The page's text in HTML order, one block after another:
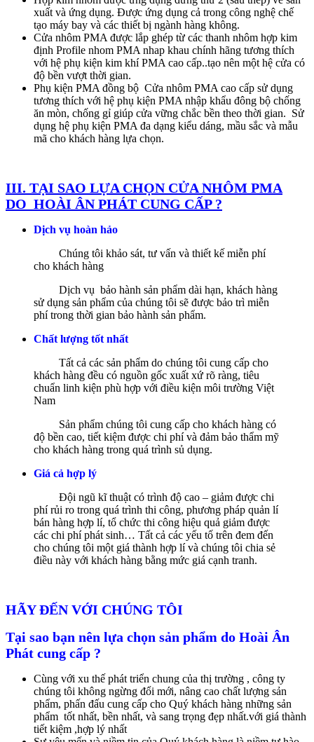
xuất và ứng dụng. Được ứng dụng cả trong công nghệ chế
tạo máy bay và các thiết bị ngành hàng không.
Cửa nhôm PMA được lắp ghép từ các thanh nhôm hợp kim
định Profile nhom PMA nhap khau chính hãng tương thích
với hệ phụ kiện kim khí PMA cao cấp..tạo nên một hệ cửa có
độ bền vượt thời gian.
Phụ kiện PMA đồng bộ Cửa nhôm PMA cao cấp sử dụng
tương thích với hệ phụ kiện PMA nhập khẩu đông bộ chống
ăn mòn, chống gỉ giúp cửa vững chắc bền theo thời gian. Sử
dụng hệ phụ kiện PMA đa dạng kiểu dáng, mầu sắc và mẫu
mã cho khách hàng lựa chọn.
III. TẠI SAO LỰA CHỌN CỬA NHÔM PMA
DO HOÀI ÂN PHÁT CUNG CẤP ?
Dịch vụ hoàn hảo
Chúng tôi khảo sát, tư vấn và thiết kế miễn phí
cho khách hàng
Dịch vụ bảo hành sản phẩm dài hạn, khách hàng
sử dụng sản phẩm của chúng tôi sẽ được bảo trì miễn
phí trong thời gian bảo hành sản phẩm.
Chất lượng tốt nhất
Tất cả các sản phẩm do chúng tôi cung cấp cho
khách hàng đều có nguồn gốc xuất xứ rõ ràng, tiêu
chuẩn linh kiện phù hợp với điều kiện môi trường Việt
Nam
Sản phẩm chúng tôi cung cấp cho khách hàng có
độ bền cao, tiết kiệm được chi phí và đảm bảo thẩm mỹ
cho khách hàng trong quá trình sủ dụng.
Giá cả hợp lý
Đội ngũ kĩ thuật có trình độ cao – giảm được chi
phí rủi ro trong quá trình thi công, phương pháp quản lí
bán hàng hợp lí, tổ chức thi công hiệu quả giảm được
các chi phí phát sinh… Tất cả các yếu tố trên đem đến
cho chúng tôi một giá thành hợp lí và chúng tôi chia sẻ
điều này với khách hàng bằng mức giá cạnh tranh.
HÃY ĐẾN VỚI CHÚNG TÔI
Tại sao bạn nên lựa chọn sản phẩm do Hoài Ân
Phát cung cấp ?
Cùng với xu thế phát triển chung của thị trường , công ty
chúng tôi không ngừng đổi mới, nâng cao chất lượng sản
phẩm, phấn đấu cung cấp cho Quý khách hàng những sản
phẩm tốt nhất, bền nhất, và sang trọng đẹp nhất.với giá thành
tiết kiệm ,hợp lý nhất